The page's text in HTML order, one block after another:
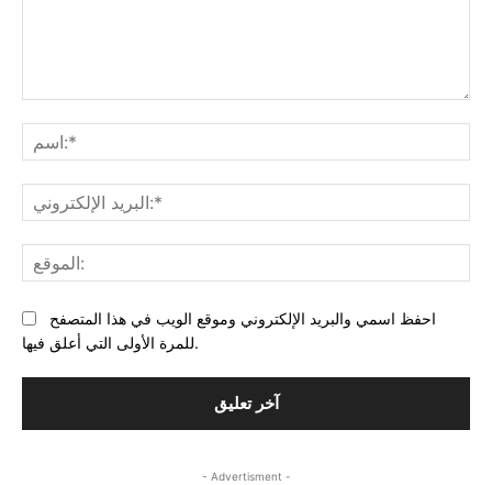
احفظ اسمي والبريد الإلكتروني وموقع الويب في هذا المتصفح
للمرة الأولى التي أعلق فيها.
- Advertisment -